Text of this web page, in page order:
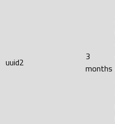
uuid2
3
months